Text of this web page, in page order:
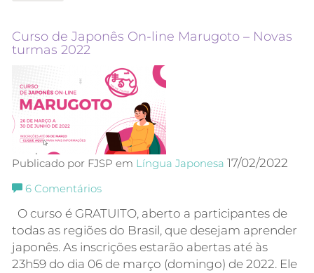
Curso de Japonês On-line Marugoto – Novas
turmas 2022
Publicado por FJSP em Língua Japonesa 17/02/2022
6 Comentários
O curso é GRATUITO, aberto a participantes de
todas as regiões do Brasil, que desejam aprender
japonês. As inscrições estarão abertas até às
23h59 do dia 06 de março (domingo) de 2022. Ele